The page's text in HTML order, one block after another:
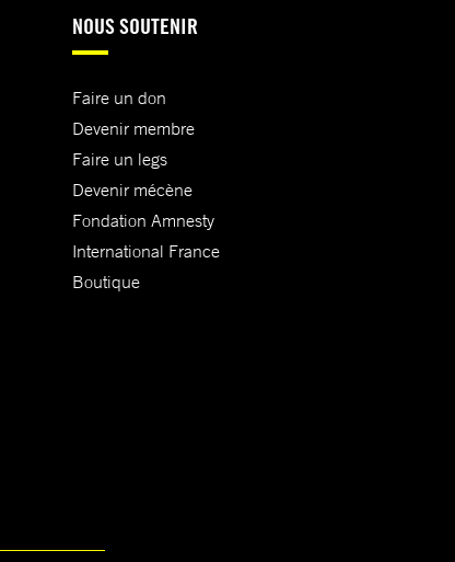
NOUS SOUTENIR
Faire un don
Devenir membre
Faire un legs
Devenir mécène
Fondation Amnesty
International France
Boutique